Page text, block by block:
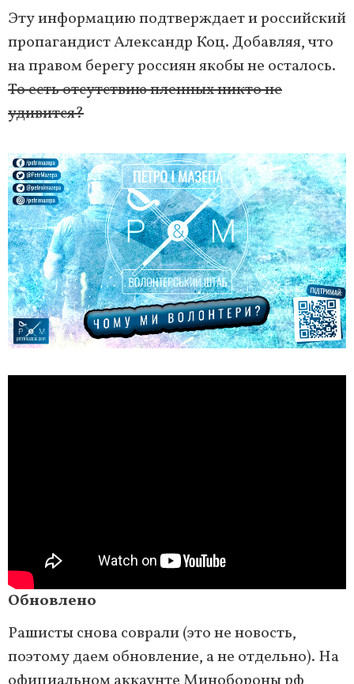
Эту информацию подтверждает и российский
пропагандист Александр Коц. Добавляя, что
на правом берегу россиян якобы не осталось.
То есть отсутствию пленных никто не
удивится?
Обновлено
Рашисты снова соврали (это не новость,
поэтому даем обновление, а не отдельно). На